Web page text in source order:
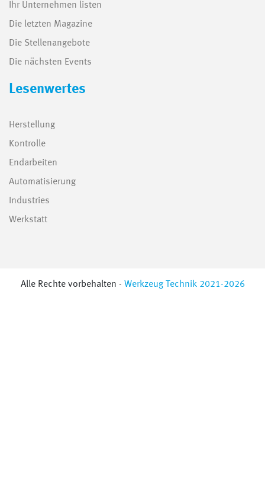
Ihr Unternehmen listen
Die letzten Magazine
Die Stellenangebote
Die nächsten Events
Lesenwertes
Herstellung
Kontrolle
Endarbeiten
Automatisierung
Industries
Werkstatt
Alle Rechte vorbehalten - Werkzeug Technik 2021-2026